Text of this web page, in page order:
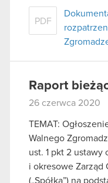
PDF
Raport
26 czerwca 2020
TEMAT:
Walnego
ust. 1 pkt 2
i okresowe Zarząd
(„Spółka”) na